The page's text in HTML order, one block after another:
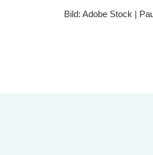
Bild: Adobe Stock |